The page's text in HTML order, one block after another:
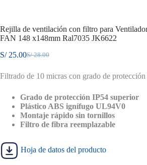
Rejilla de ventilación con filtro para
FAN 148 x148mm Ral7035 JK6622
S/28.00
El
original
S/ 28.00.
S/25.00El
actual
S/ 25.00.
Filtrado de 10 micras con grado de
Grado de protección IP54 superior
Plástico ABS ignífugo UL94V0
Montaje rápido sin tornillos
Filtro de fibra reemplazable
Hoja de datos del producto